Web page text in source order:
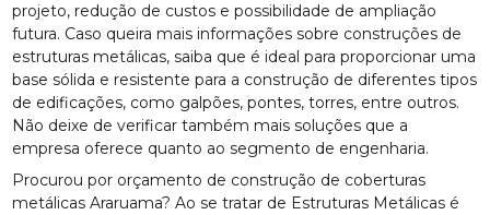
projeto, redução de custos e possibilidade de ampliação
futura. Caso queira mais informações sobre construções de
estruturas metálicas, saiba que é ideal para proporcionar uma
base sólida e resistente para a construção de diferentes tipos
de edificações, como galpões, pontes, torres, entre outros.
Não deixe de verificar também mais soluções que a
empresa oferece quanto ao segmento de engenharia.
Procurou por orçamento de construção de coberturas
metálicas Araruama? Ao se tratar de Estruturas Metálicas é